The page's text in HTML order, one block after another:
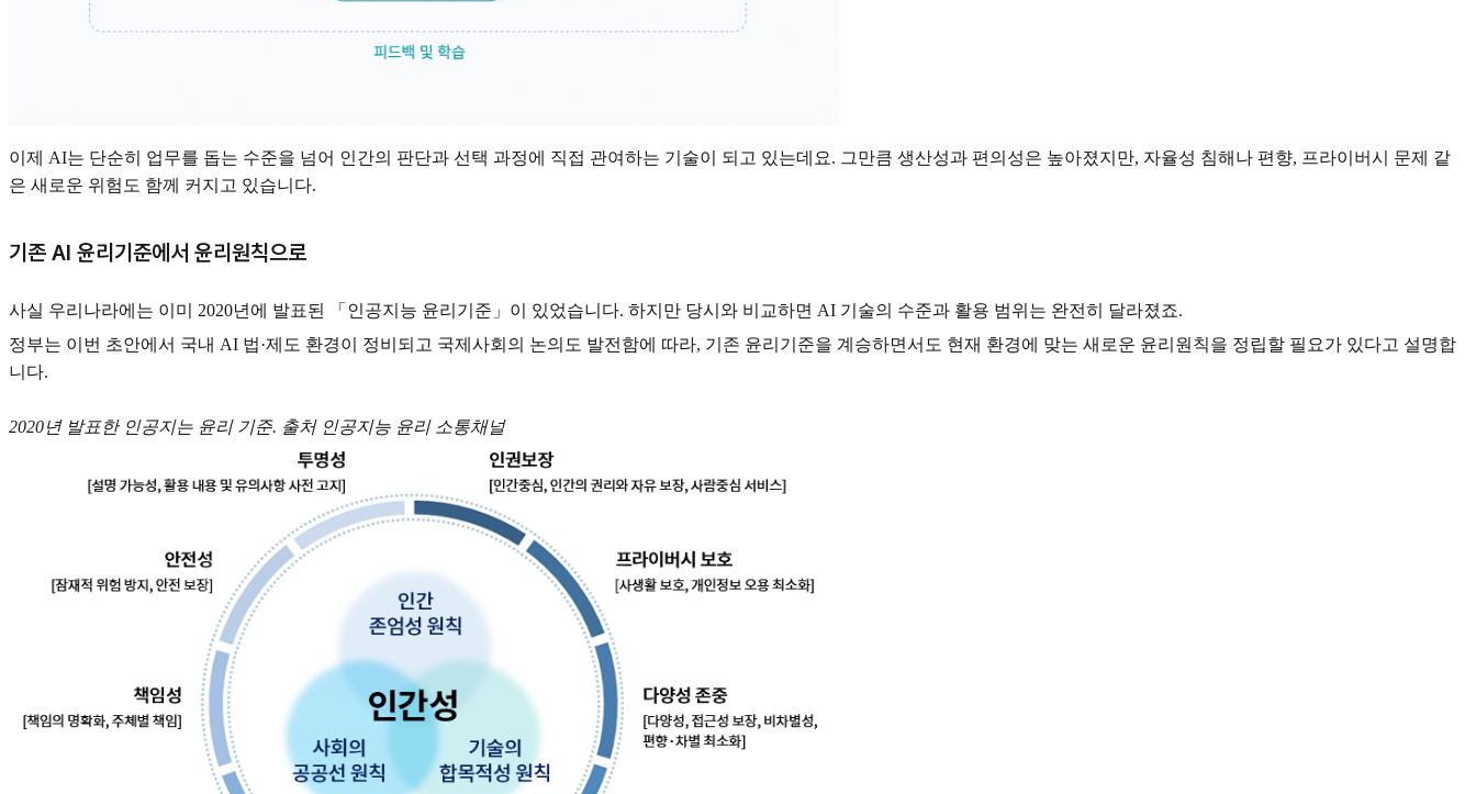
이제 AI는 단순히 업무를 돕는 수준을 넘어 인간의 판단과 선택 과정에 직접 관여하는 기술이 되고 있는데요. 그만큼 생산성과 편의성은 높아졌지만, 자율성 침해나 편향, 프라이버시 문제 같
은 새로운 위험도 함께 커지고 있습니다.
기존 AI 윤리기준에서 윤리원칙으로
사실 우리나라에는 이미 2020년에 발표된 「인공지능 윤리기준」이 있었습니다. 하지만 당시와 비교하면 AI 기술의 수준과 활용 범위는 완전히 달라졌죠.
정부는 이번 초안에서 국내 AI 법·제도 환경이 정비되고 국제사회의 논의도 발전함에 따라, 기존 윤리기준을 계승하면서도 현재 환경에 맞는 새로운 윤리원칙을 정립할 필요가 있다고 설명합
니다.
2020년 발표한 인공지는 윤리 기준. 출처 인공지능 윤리 소통채널